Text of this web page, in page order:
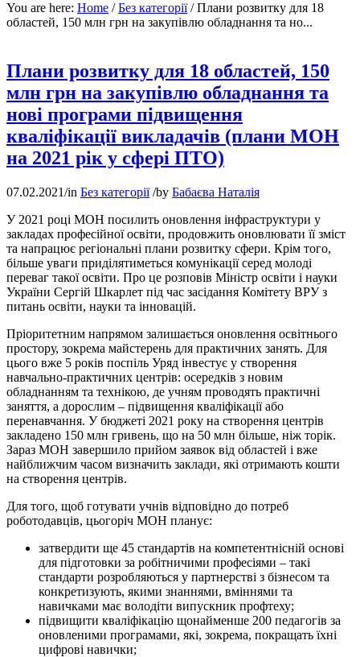
You are here: Home / Без категорії / Плани розвитку для 18
областей, 150 млн грн на закупівлю обладнання та но...
Плани розвитку для 18 областей, 150
млн грн на закупівлю обладнання та
нові програми підвищення
кваліфікації викладачів (плани МОН
на 2021 рік у сфері ПТО)
07.02.2021/in Без категорії /by Бабаєва Наталія
У 2021 році МОН посилить оновлення інфраструктури у
закладах професійної освіти, продовжить оновлювати її зміст
та напрацює регіональні плани розвитку сфери. Крім того,
більше уваги приділятиметься комунікації серед молоді
переваг такої освіти. Про це розповів Міністр освіти і науки
України Сергій Шкарлет під час засідання Комітету ВРУ з
питань освіти, науки та інновацій.
Пріоритетним напрямом залишається оновлення освітнього
простору, зокрема майстерень для практичних занять. Для
цього вже 5 років поспіль Уряд інвестує у створення
навчально-практичних центрів: осередків з новим
обладнанням та технікою, де учням проводять практичні
заняття, а дорослим – підвищення кваліфікації або
перенавчання. У бюджеті 2021 року на створення центрів
закладено 150 млн гривень, що на 50 млн більше, ніж торік.
Зараз МОН завершило прийом заявок від областей і вже
найближчим часом визначить заклади, які отримають кошти
на створення центрів.
Для того, щоб готувати учнів відповідно до потреб
роботодавців, цьогоріч МОН планує:
затвердити ще 45 стандартів на компетентнісній основі
для підготовки за робітничими професіями – такі
стандарти розробляються у партнерстві з бізнесом та
конкретизують, якими знаннями, вміннями та
навичками має володіти випускник профтеху;
підвищити кваліфікацію щонайменше 200 педагогів за
оновленими програмами, які, зокрема, покращать їхні
цифрові навички;